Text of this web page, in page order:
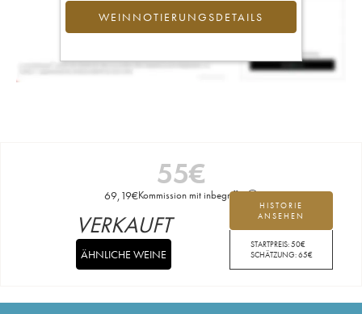
WEINNOTIERUNGSDETAILS
55€
69,19€Kommission mit inbegriffen
HISTORIE
ANSEHEN
STARTPREIS:50€
SCHÄTZUNG:65€
VERKAUFT
ÄHNLICHE WEINE